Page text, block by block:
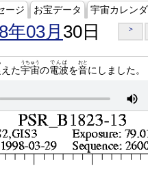
ージ お宝データ 宇宙カレン
年03月 30日 >
えた宇宙
うちゅう
の電波
でんぱ
を音
おと
にしました。